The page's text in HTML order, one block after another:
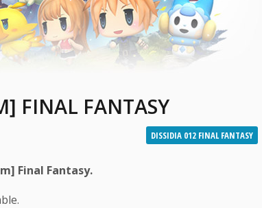
FINAL FANTASY
DISSIDIA 012 FINAL FANTASY
Final Fantasy.